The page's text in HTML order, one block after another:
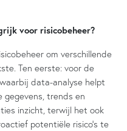
voor risicobeheer?
om verschillende
Ten eerste: voor de
data-analyse helpt
gegevens, trends en
inzicht, terwijl het ook
potentiële risico’s te